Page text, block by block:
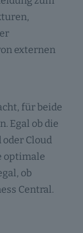
externen
für beide
Egal ob die
Cloud
optimale
ob
Central.